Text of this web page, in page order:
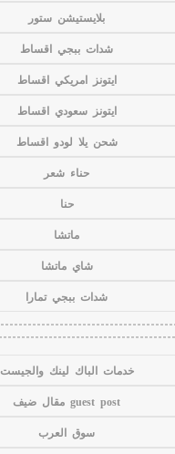
بلايستيشن ستور
شدات ببجي اقساط
ايتونز امريكي اقساط
ايتونز سعودي اقساط
شحن يلا لودو اقساط
حناء شعر
حنا
ماتشا
شاي ماتشا
شدات ببجي تمارا
خدمات الباك لينك والجيست
guest post مقال ضيف
سوق العرب